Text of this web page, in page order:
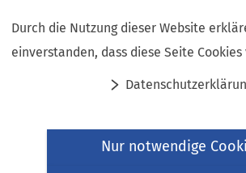
Durch die Nutzung dieser Website
einverstanden, dass diese Seite
Nur notwendige
Inhalt anspringen